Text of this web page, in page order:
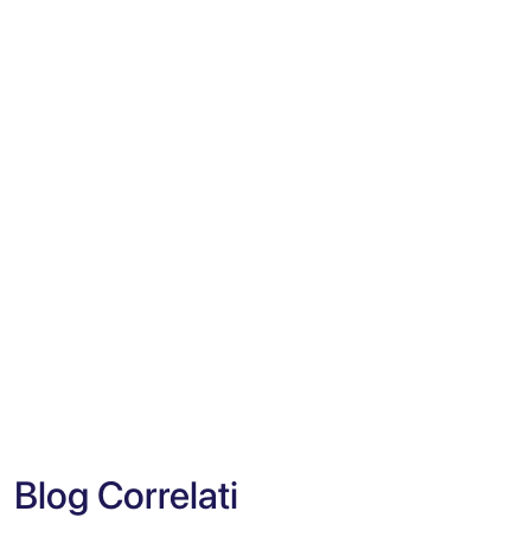
Blog Correlati